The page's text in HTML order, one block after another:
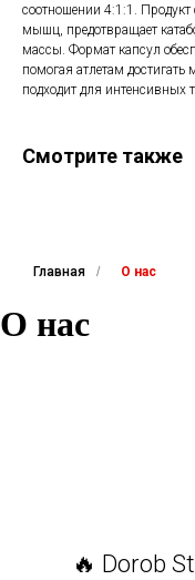
соотношении 4:1:1. Продукт
мышц, предотвращает
массы. Формат капсул
помогая атлетам
подходит для интенсивных
Смотрите также
Главная / О нас
О нас
🔥 Dorob